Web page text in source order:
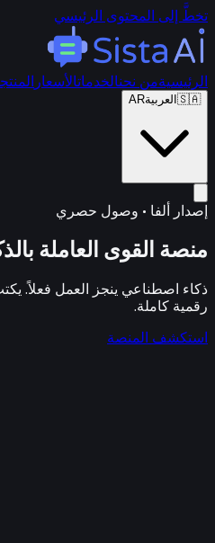
تخطَّ إلى المحتوى الرئيسي
الرئيسيةمن نحنالخدماتالأسعار
🇸🇦 العربيةAR
إصدار ألفا • وصول حصري
منصة القوى العاملة
ذكاء اصطناعي ينجز العمل فعلاً.
رقمية كاملة.
استكشف المنصة